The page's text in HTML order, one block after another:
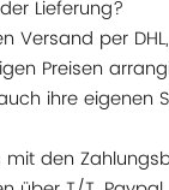
Lieferung?
Versand per
Preisen
ihre eigenen
mit den